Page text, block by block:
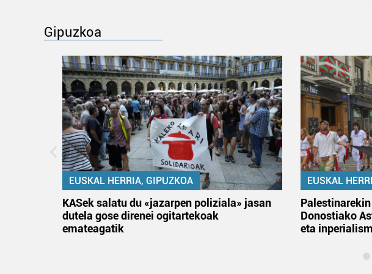
Gipuzkoa
EUSKAL HERRIA, GIPUZKOA
KASek salatu du «jazarpen poliziala» jasan
dutela gose direnei ogitartekoak
emateagatik
EUSKAL
Donostiako
eta